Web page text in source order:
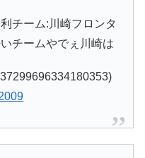
チーム:川崎フロンタ
チームやでぇ川崎は